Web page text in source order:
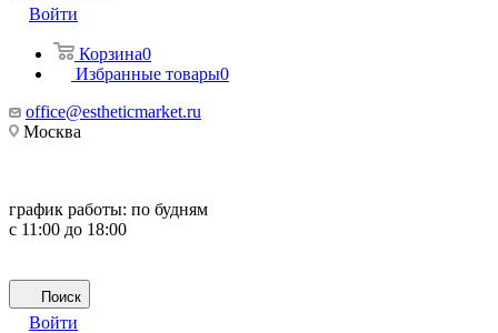
Войти
Корзина0
Избранные товары0
office@estheticmarket.ru
Москва
график работы: по будням
с 11:00 до 18:00
Поиск
Войти